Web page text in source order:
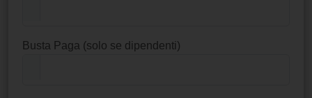
Busta Paga (solo se dipendenti)